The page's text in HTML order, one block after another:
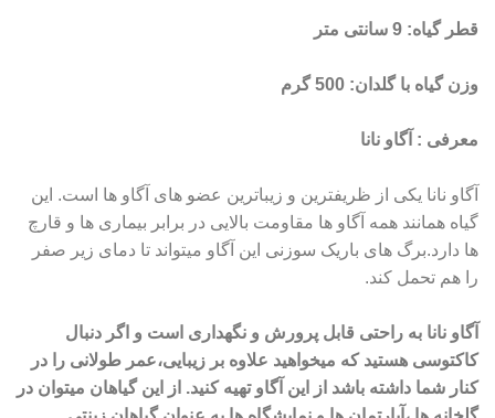
قطر گیاه: 9 سانتی متر
وزن گیاه با گلدان: 500 گرم
معرفی : آگاو نانا
آگاو نانا یکی از ظریفترین و زیباترین عضو های آگاو ها است. این
گیاه همانند همه آگاو ها مقاومت بالایی در برابر بیماری ها و قارچ
ها دارد.برگ های باریک سوزنی این آگاو میتواند تا دمای زیر صفر
را هم تحمل کند.
آگاو نانا به راحتی قابل پرورش و نگهداری است و اگر دنبال
کاکتوسی هستید که میخواهید علاوه بر زیبایی،عمر طولانی را در
کنار شما داشته باشد از این آگاو تهیه کنید. از این گیاهان میتوان در